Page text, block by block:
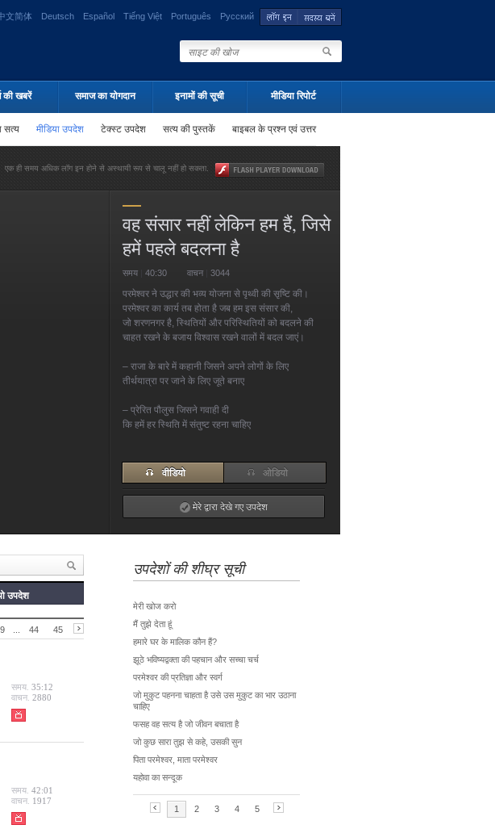
文简体 Deutsch Español Tiếng Việt Português Русский
की खबरें समाज का योगदान इनामों की सूची मीडिया रिपोर्ट
सत्य मीडिया उपदेश टेक्स्ट उपदेश सत्य की पुस्तकें बाइबल के प्रश्न एवं उत्तर
एक ही समय अधिक लॉग इन होने से अस्थायी रूप से चालू नहीं हो सकता.
उपदेश
9 44 45
समय. 35:12
वाचन. 2880
समय. 42:01
वाचन. 1917